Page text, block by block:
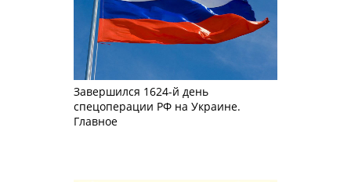
Завершился 1624-й день
спецоперации РФ на Украине.
Главное